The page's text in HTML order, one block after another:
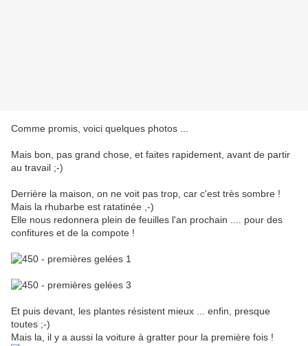
Comme promis, voici quelques photos ...
Mais bon, pas grand chose, et faites rapidement, avant de partir
au travail ;-)
Derrière la maison, on ne voit pas trop, car c'est très sombre !
Mais la rhubarbe est ratatinée ,-)
Elle nous redonnera plein de feuilles l'an prochain .... pour des
confitures et de la compote !
Et puis devant, les plantes résistent mieux ... enfin, presque
toutes ;-)
Mais la, il y a aussi la voiture à gratter pour la première fois !